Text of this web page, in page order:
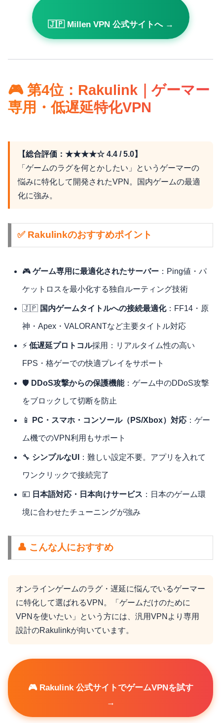
🇯🇵 Millen VPN 公式サイトへ →
🎮 第4位：Rakulink｜ゲーマー
専用・低遅延特化VPN
【総合評価：★★★★☆ 4.4 / 5.0】
「ゲームのラグを何とかしたい」というゲーマーの
悩みに特化して開発されたVPN。国内ゲームの最適
化に強み。
✅ Rakulinkのおすすめポイント
🎮ゲーム専用に最適化されたサーバー ：Ping値・パ
ケットロスを最小化する独自ルーティング技術
🇯🇵 国内ゲームタイトルへの接続最適化：FF14・原
神・Apex・VALORANTなど主要タイトル対応
⚡低遅延プロトコル採用：リアルタイム性の高い
FPS・格ゲーでの快適プレイをサポート
🛡 DDoS攻撃からの保護機能：ゲーム中のDDoS攻撃
をブロックして切断を防止
📱 PC・スマホ・コンソール（PS/Xbox）対応 ：ゲー
ム機でのVPN利用もサポート
🔧 シンプルなUI ：難しい設定不要。アプリを入れて
ワンクリックで接続完了
💴 日本語対応・日本向けサービス ：日本のゲーム環
境に合わせたチューニングが強み
👤 こんな人におすすめ
オンラインゲームのラグ・遅延に悩んでいるゲーマー
に特化して選ばれるVPN。「ゲームだけのために
VPNを使いたい」という方には、汎用VPNより専用
設計のRakulinkが向いています。
🎮 Rakulink 公式サイトでゲームVPNを試す
→